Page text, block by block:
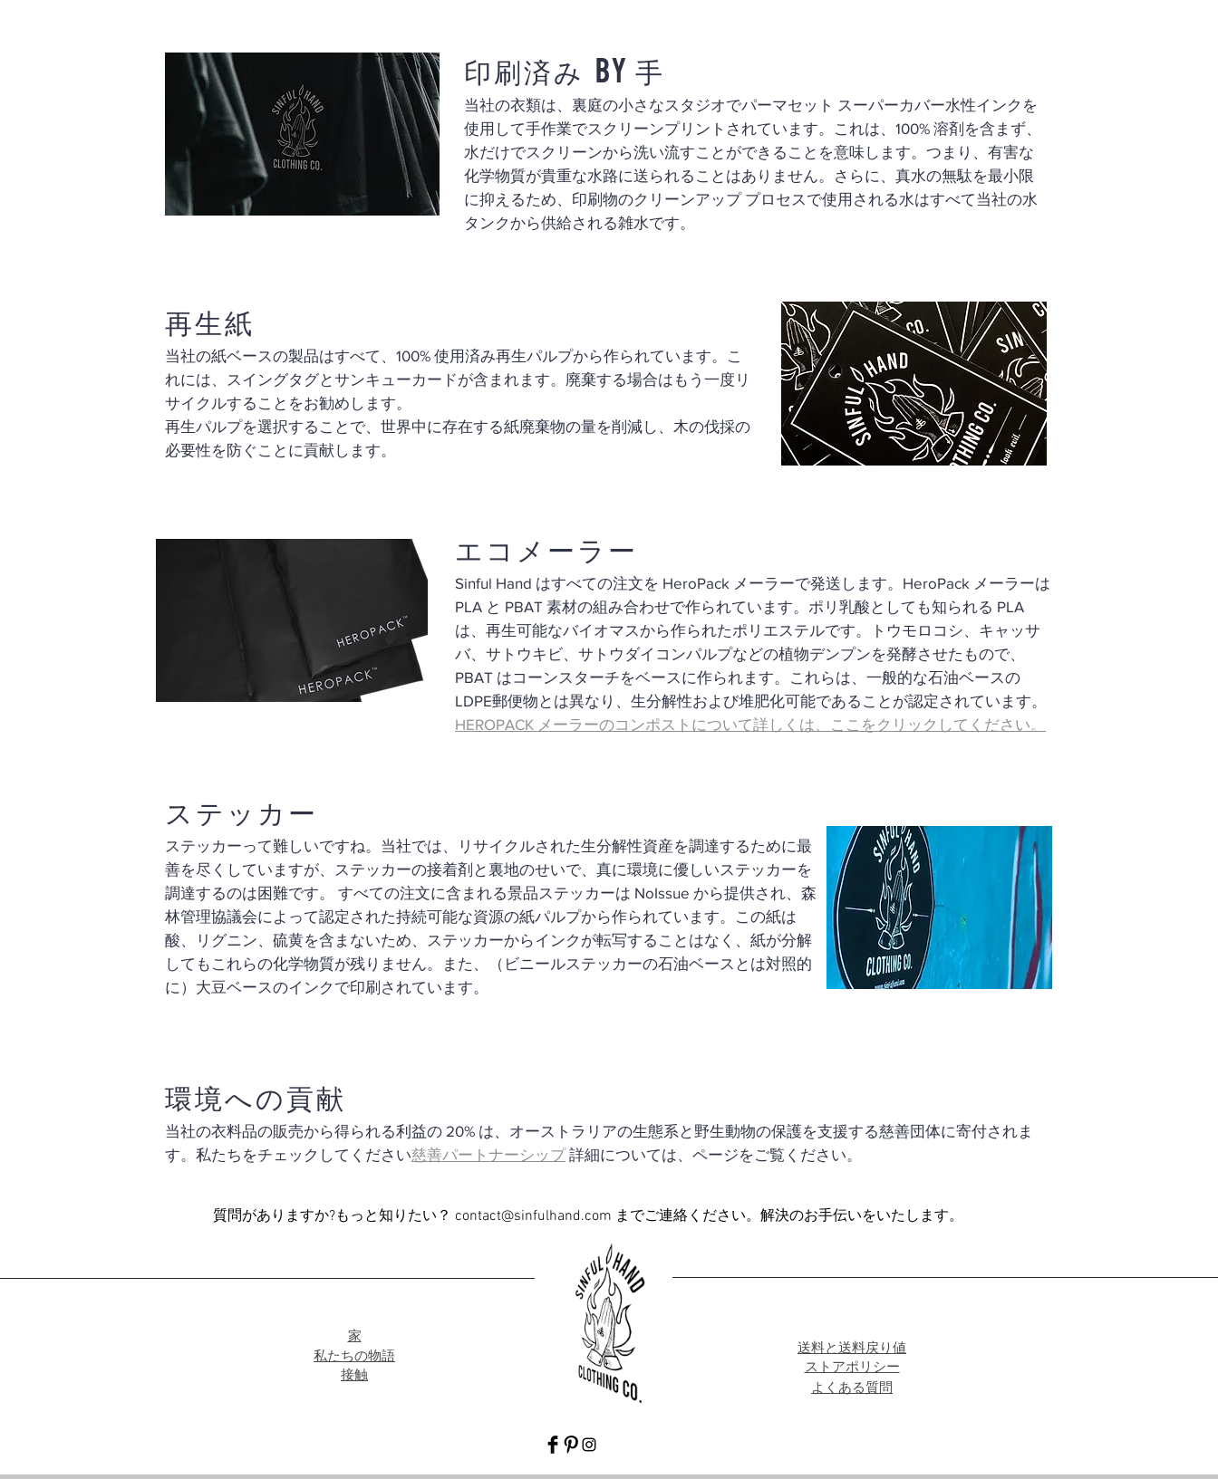
印刷済み BY 手
当社の衣類は、裏庭の小さなスタジオでパーマセット スーパーカバー水性インクを
使用して手作業でスクリーンプリントされています。これは、100% 溶剤を含まず、
水だけでスクリーンから洗い流すことができることを意味します。つまり、有害な
化学物質が貴重な水路に送られることはありません。さらに、真水の無駄を最小限
に抑えるため、印刷物のクリーンアップ プロセスで使用される水はすべて当社の水
タンクから供給される雑水です。
再生紙
当社の紙ベースの製品はすべて、100% 使用済み再生パルプから作られています。こ
れには、スイングタグとサンキューカードが含まれます。 廃棄する場合はもう一度リ
サイクルすることをお勧めします。
再生パルプを選択することで、世界中に存在する紙廃棄物の量を削減し、木の伐採の
必要性を防ぐことに貢献します。
エコメーラー
Sinful Hand はすべての注文を HeroPack メーラーで発送します。HeroPack メーラーは
PLA と PBAT 素材の組み合わせで作られています。ポリ乳酸としても知られる PLA
は、再生可能なバイオマスから作られたポリエステルです。
トウモロコシ、キャッサ
バ、サトウキビ、サトウダイコンパルプなどの植物デンプンを発酵させたもので、
PBAT はコーンスターチをベースに作られます。これらは、一般的な石油ベースの
LDPE郵便物とは異なり、生分解性および堆肥化可能であることが認定されています。
HEROPACK メーラーのコンポストについて詳しくは、ここをクリックしてください。
ステッカー
ステッカーって難しいですね。当社では、リサイクルされた生分解性資産を調達するために最
善を尽くしていますが、ステッカーの接着剤と裏地のせいで、真に環境に優しいステッカーを
調達するのは困難です。 すべての注文に含まれる景品ステッカーは NoIssue から提供され、森
林管理協議会によって認定された持続可能な資源の紙パルプから作られています。この紙は
酸、リグニン、硫黄を含まないため、ステッカーからインクが転写することはなく、紙が分解
してもこれらの化学物質が残りません。また、（ビニールステッカーの石油ベースとは対照的
に）大豆ベースのインクで印刷されています。
環境への貢献
当社の衣料品の販売から得られる利益の 20% は、オーストラリアの生態系と野生動物の保護を支援する慈善団体に寄付されま
す。私たちをチェックしてください慈善パートナーシップ詳細については、ページをご覧ください。
送料と送料戻り値
ストアポリシー
よくある質問
家
私たちの物語
接触
質問がありますか?もっと知りたい？ contact@sinfulhand.com までご連絡ください。解決のお手伝いをいたします。